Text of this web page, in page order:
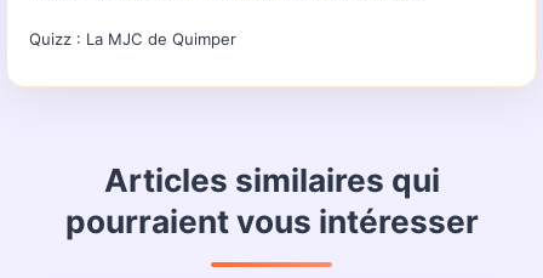
Quizz : La MJC de Quimper
Articles similaires qui
pourraient vous intéresser